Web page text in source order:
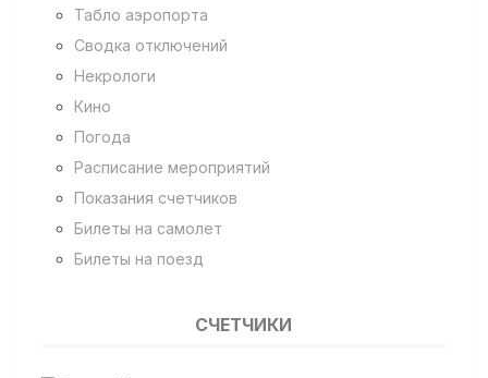
Табло аэропорта
Сводка отключений
Некрологи
Кино
Погода
Расписание мероприятий
Показания счетчиков
Билеты на самолет
Билеты на поезд
СЧЕТЧИКИ